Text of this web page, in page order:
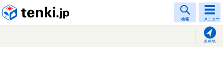
検索 メニュー
現在地